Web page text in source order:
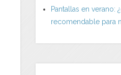
Pantallas en verano:
recomendable para